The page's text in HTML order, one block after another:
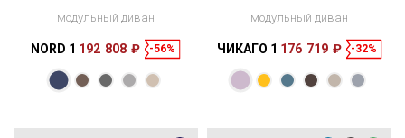
модульный диван
NORD 1 192 808 ₽ -56%
модульный диван
ЧИКАГО 1 176 719 ₽ -32%